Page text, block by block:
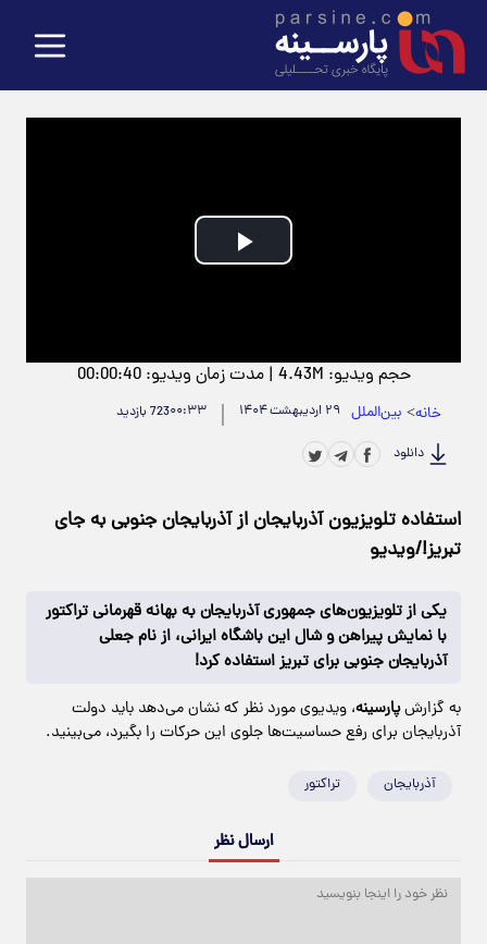
Play
حجم ویدیو: 4.43M |مدت زمان ویدیو: 00:00:40
خانه> بین‌الملل ۲۹ اردیبهشت ۱۴۰۴ ۰۰:۳۳723 بازدید
دانلود
استفاده تلویزیون آذربایجان از آذربایجان جنوبی به جای
تبریز!/ویدیو
یکی از تلویزیون‌های جمهوری آذربایجان به بهانه قهرمانی تراکتور
با نمایش پیراهن و شال این باشگاه ایرانی، از نام جعلی
آذربایجان جنوبی برای تبریز استفاده کرد!
به گزارشپارسینه، ویدیوی مورد نظر که نشان می‌دهد باید دولت
آذربایجان برای رفع حساسیت‌ها جلوی این حرکات را بگیرد، می‌بینید.
آذربایجان تراکتور
ارسال نظر